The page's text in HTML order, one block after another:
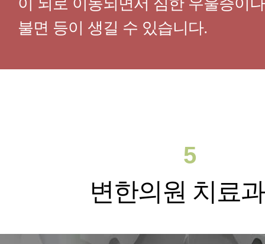
불면 등이 생길 수 있습니다.
5
변한의원 치료